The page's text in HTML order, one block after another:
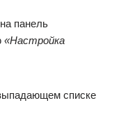
панель
«Настройка
списке